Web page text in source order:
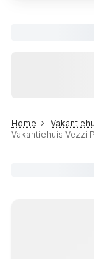
Home
Vakantiehuis Vezzi